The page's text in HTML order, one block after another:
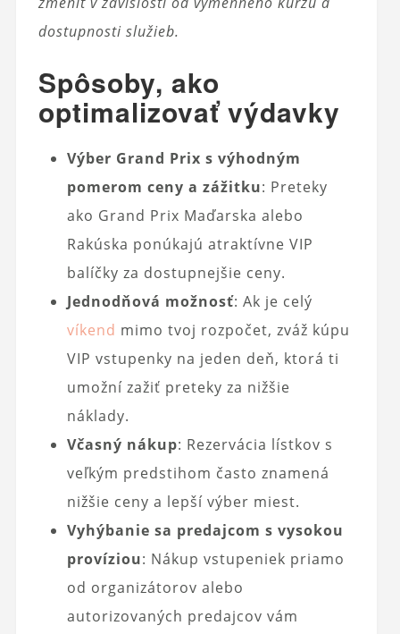
dostupnosti služieb.
Spôsoby, ako
optimalizovať výdavky
Výber Grand Prix s výhodným
pomerom ceny a zážitku: Preteky
ako Grand Prix Maďarska alebo
Rakúska ponúkajú atraktívne VIP
balíčky za dostupnejšie ceny.
Jednodňová možnosť: Ak je celý
víkend mimo tvoj rozpočet, zváž kúpu
VIP vstupenky na jeden deň, ktorá ti
umožní zažiť preteky za nižšie
náklady.
Včasný nákup: Rezervácia lístkov s
veľkým predstihom často znamená
nižšie ceny a lepší výber miest.
Vyhýbanie sa predajcom s vysokou
províziou: Nákup vstupeniek priamo
od organizátorov alebo
autorizovaných predajcov vám